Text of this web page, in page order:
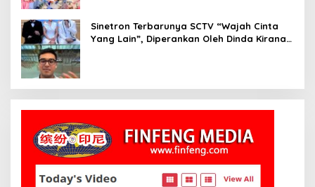
Sinetron Terbarunya SCTV “Wajah Cinta
Yang Lain”, Diperankan Oleh Dinda Kirana,